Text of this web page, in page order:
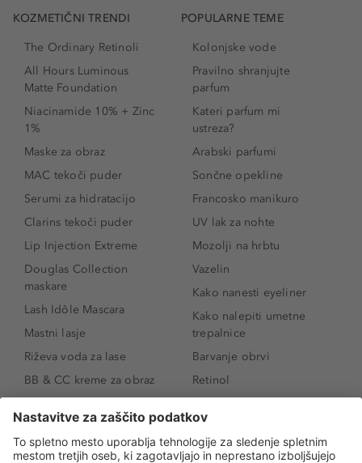
KOZMETIČNI TRENDI
The Ordinary Retinoli
All Hours Luminous
Matte Foundation
Niacinamide 10% + Zinc
1%
Maske za obraz
MAC tekoči puder
Serumi za hidratacijo
Clarins tekoči puder
Lip Injection Extreme
Douglas Collection
maskare
Lash Idôle Mascara
Mastni lasje
Riževa voda za lase
BB & CC kreme za obraz
SPF 30
Senčila za oči
POPULARNE TEME
Kolonjske vode
Pravilno shranjujte
parfum
Kateri parfum mi
ustreza?
Arabski parfumi
Sončne opekline
Francosko manikuro
UV lak za nohte
Mozolji na hrbtu
Vazelin
Kako nanesti eyeliner
Kako nalepiti umetne
trepalnice
Barvanje obrvi
Retinol
Niacinamid